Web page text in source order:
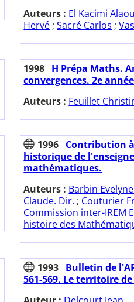
Auteurs : El Kacimi
Hervé ;Sacré Carlos ;
1998 H Prépa Maths.
convergences. 2e
Auteurs : Feuillet
1996 Contribution
historique de
mathématiques.
Auteurs : Barbin
Claude. Dir. ; Couturier
Commission inter-IREM
histoire des
1993 Bulletin de
561-569. Le territoire